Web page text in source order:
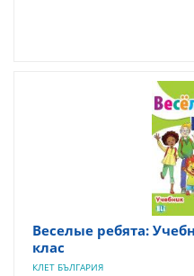
Веселые ребята:
клас
КЛЕТ БЪЛГАРИЯ